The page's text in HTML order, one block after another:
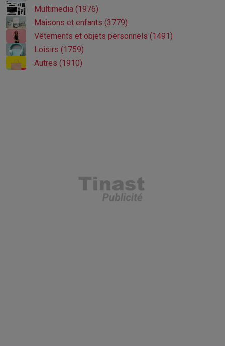
Multimedia (1976)
Maisons et enfants (3779)
Vêtements et objets personnels (1491)
Loisirs (1759)
Autres (1910)